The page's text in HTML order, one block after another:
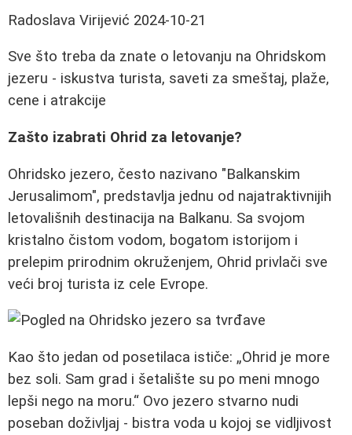
Radoslava Virijević 2024-10-21
Sve što treba da znate o letovanju na Ohridskom
jezeru - iskustva turista, saveti za smeštaj, plaže,
cene i atrakcije
Zašto izabrati Ohrid za letovanje?
Ohridsko jezero, često nazivano "Balkanskim
Jerusalimom", predstavlja jednu od najatraktivnijih
letovališnih destinacija na Balkanu. Sa svojom
kristalno čistom vodom, bogatom istorijom i
prelepim prirodnim okruženjem, Ohrid privlači sve
veći broj turista iz cele Evrope.
Kao što jedan od posetilaca ističe:
Ohrid je more
bez soli. Sam grad i šetalište su po meni mnogo
lepši nego na moru. Ovo jezero stvarno nudi
poseban doživljaj - bistra voda u kojoj se vidljivost